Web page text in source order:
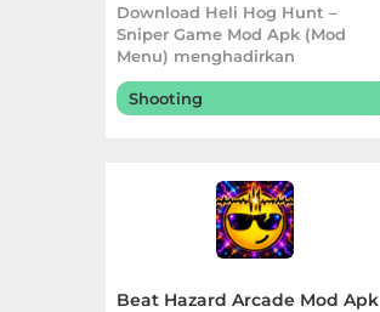
Personalization
Photography
Download Heli Hog Hunt –
Sniper Game Mod Apk (Mod
Menu) menghadirkan
pengalaman berburu yang
Shooting
Beat Hazard Arcade Mod Apk